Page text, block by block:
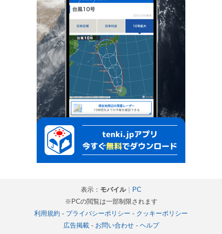
表示： モバイル｜
PC
※PCの閲覧は一部制限されます
利用規約 - プライバシーポリシー - クッキーポリシー
広告掲載- お問い合わせ- ヘルプ